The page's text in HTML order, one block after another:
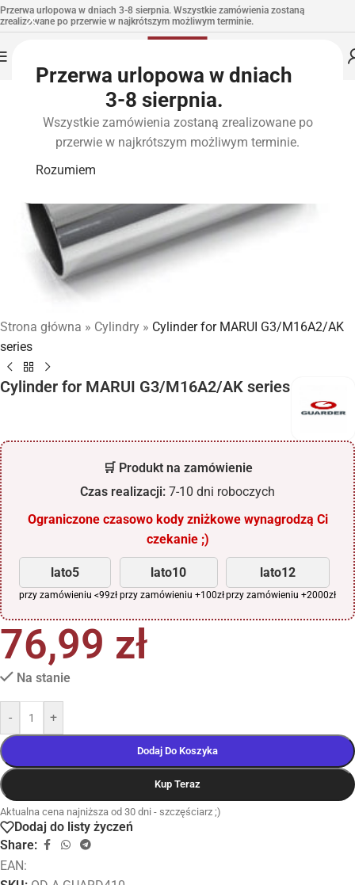
Przerwa urlopowa w dniach
3-8 sierpnia.
Wszystkie zamówienia zostaną zrealizowane po
przerwie w najkrótszym możliwym terminie.
Rozumiem
Przerwa urlopowa w dniach 3-8 sierpnia. Wszystkie zamówienia zostaną
zrealizowane po przerwie w najkrótszym możliwym terminie.
Strona główna » Cylindry » Cylinder for MARUI G3/M16A2/AK
series
Cylinder for MARUI G3/M16A2/AK series
🛒 Produkt na zamówienie
Czas realizacji: 7-10 dni roboczych
Ograniczone czasowo kody zniżkowe wynagrodzą Ci
czekanie ;)
lato5
przy zamówieniu <99zł
lato10
przy zamówieniu +100zł
lato12
przy zamówieniu +2000zł
76,99 zł
Na stanie
- +
Dodaj Do Koszyka
Kup Teraz
Aktualna cena najniższa od 30 dni - szczęściarz ;)
Dodaj do listy życzeń
Share:
EAN: